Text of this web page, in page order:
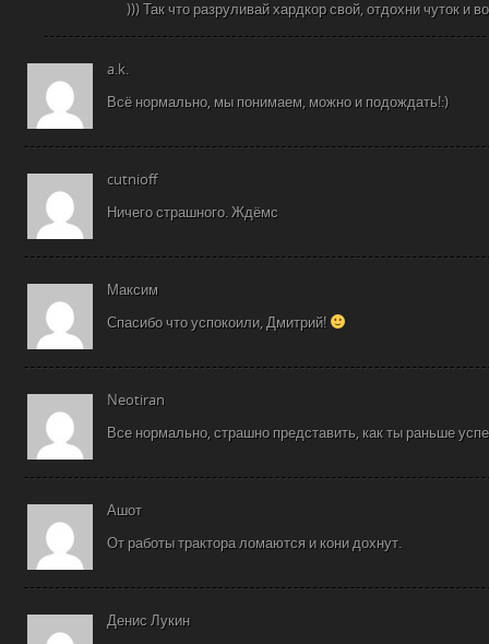
))) Так что разруливай хардкор свой, отдохни чуток и
a.k.
Всё нормально, мы понимаем, можно и подождать!:)
cutnioff
Ничего страшного. Ждёмс
Максим
Спасибо что успокоили, Дмитрий!
Neotiran
Все нормально, страшно представить, как ты раньше
Ашот
От работы трактора ломаются и кони дохнут.
Денис Лукин